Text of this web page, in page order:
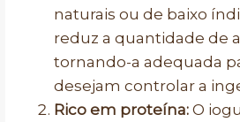
naturais ou de baixo
reduz a quantidade de
tornando-a adequada
desejam controlar a
Rico em proteína: O